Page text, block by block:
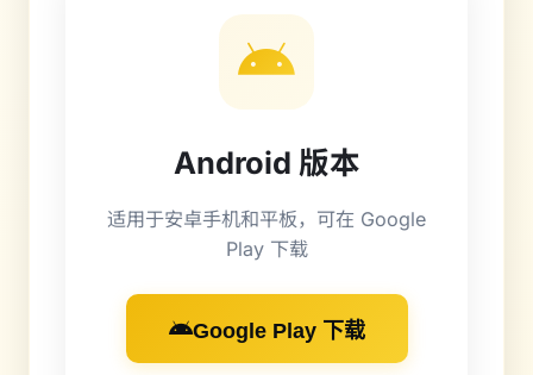
Android 版本
适用于安卓手机和平板，可在 Google
Play 下载
Google Play 下载